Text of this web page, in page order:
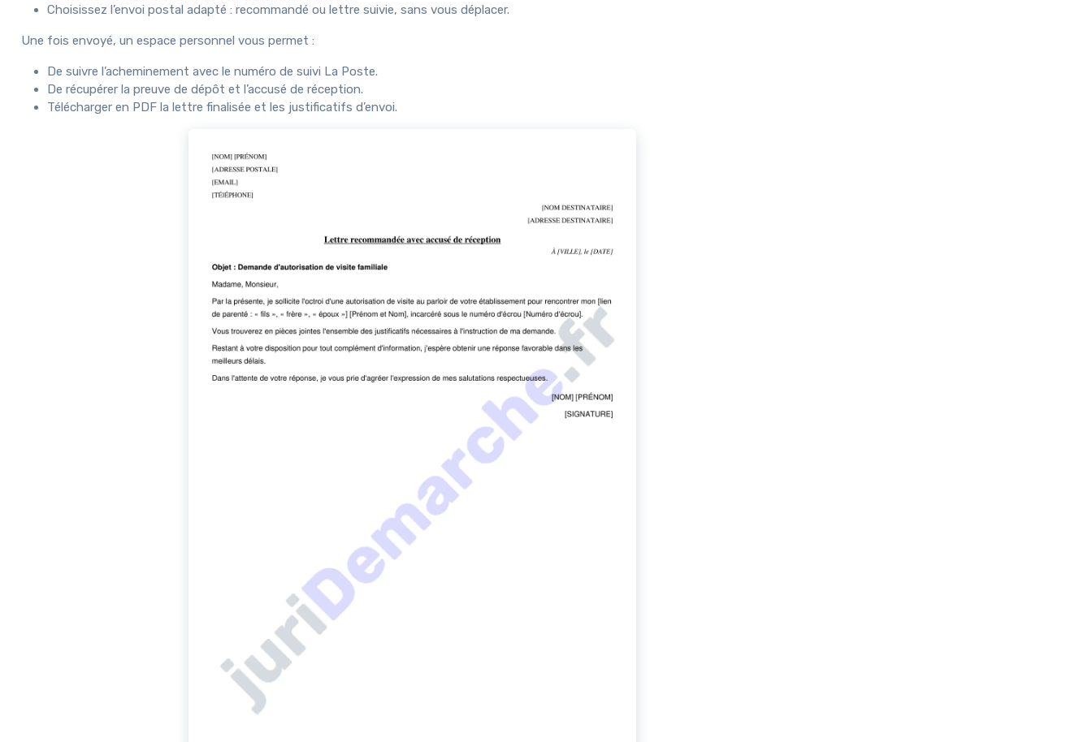
Choisissez l’envoi postal adapté : recommandé ou lettre suivie, sans vous déplacer.
Une fois envoyé, un espace personnel vous permet :
De suivre l’acheminement avec le numéro de suivi La Poste.
De récupérer la preuve de dépôt et l’accusé de réception.
Télécharger en PDF la lettre finalisée et les justificatifs d’envoi.